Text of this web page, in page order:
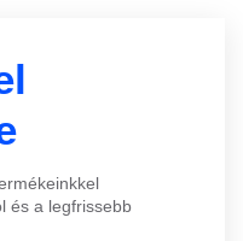
és a legfrissebb